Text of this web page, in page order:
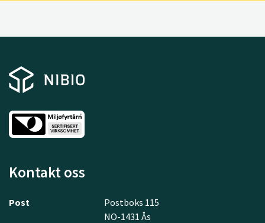
Kontakt oss
Post
Postboks 115
NO-1431 Ås